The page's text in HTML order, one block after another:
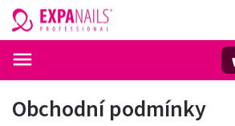
Obchodní podmínky